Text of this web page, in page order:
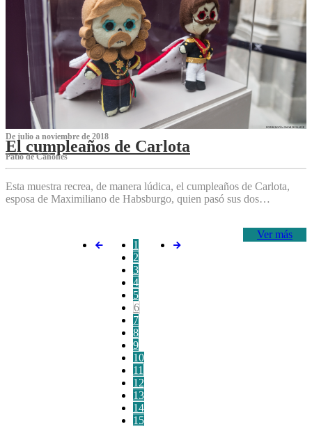
De julio a noviembre de 2018
El cumpleaños de Carlota
Patio de Cañones
Esta muestra recrea, de manera lúdica, el cumpleaños de Carlota,
esposa de Maximiliano de Habsburgo, quien pasó sus dos…
Ver más
1
2
3
4
5
6
7
8
9
10
11
12
13
14
15